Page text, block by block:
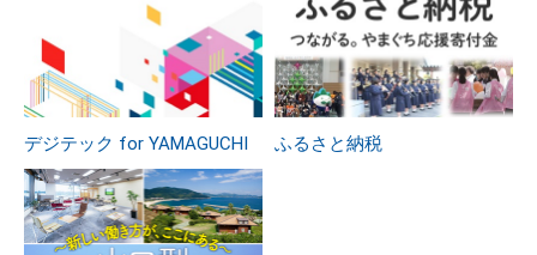
デジテック for YAMAGUCHI ふるさと納税